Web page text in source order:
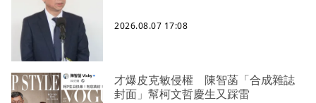
2026.08.07 17:08
才爆皮克敏侵權 陳智菡「合成雜誌
封面」幫柯文哲慶生又踩雷